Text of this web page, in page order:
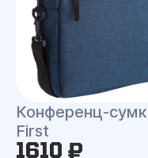
Конференц-
First
1610 ₽